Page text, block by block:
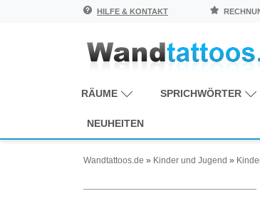
HILFE & KONTAKT
RÄUME SPRICHWÖRTER
NEUHEITEN
Wandtattoos.de » Kinder und Jugend »